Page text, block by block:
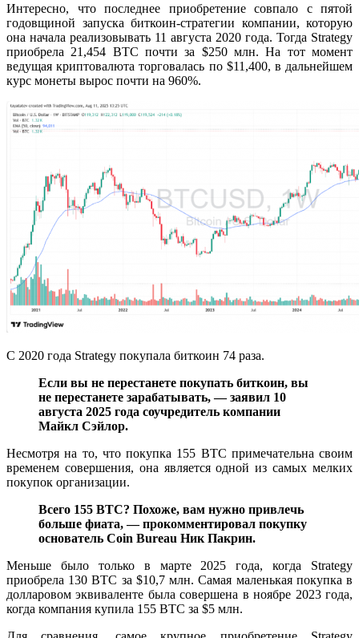
Интересно, что последнее приобретение совпало с пятой
годовщиной запуска биткоин-стратегии компании, которую
она начала реализовывать 11 августа 2020 года. Тогда Strategy
приобрела 21,454 BTC почти за $250 млн. На тот момент
ведущая криптовалюта торговалась по $11,400, в дальнейшем
курс монеты вырос почти на 960%.
С 2020 года Strategy покупала биткоин 74 раза.
Если вы не перестанете покупать биткоин, вы
не перестанете зарабатывать, — заявил 10
августа 2025 года соучредитель компании
Майкл Сэйлор.
Несмотря на то, что покупка 155 BTC примечательна своим
временем совершения, она является одной из самых мелких
покупок организации.
Всего 155 BTC? Похоже, вам нужно привлечь
больше фиата, — прокомментировал покупку
основатель Coin Bureau Ник Пакрин.
Меньше было только в марте 2025 года, когда Strategy
приобрела 130 BTC за $10,7 млн. Самая маленькая покупка в
долларовом эквиваленте была совершена в ноябре 2023 года,
когда компания купила 155 BTC за $5 млн.